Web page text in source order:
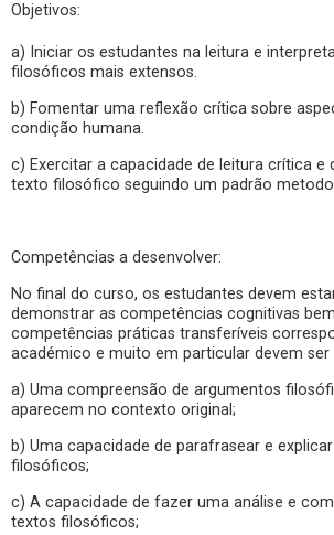
Objetivos:
a) Iniciar os estudantes na leitura e
filosóficos mais extensos.
b) Fomentar uma reflexão crítica sobre
condição humana.
c) Exercitar a capacidade de leitura crítica e
texto filosófico seguindo um padrão
Competências a desenvolver:
No final do curso, os estudantes devem
demonstrar as competências cognitivas
competências práticas transferíveis
académico e muito em particular devem
a) Uma compreensão de argumentos
aparecem no contexto original;
b) Uma capacidade de parafrasear e
filosóficos;
c) A capacidade de fazer uma análise e
textos filosóficos;